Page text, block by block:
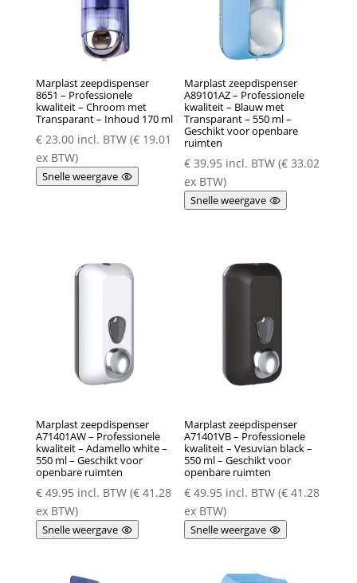
Marplast zeepdispenser
8651 – Professionele
kwaliteit – Chroom met
Transparant – Inhoud 170 ml
€23.00 incl. BTW (€19.01
ex BTW)
Snelle weergave
Marplast zeepdispenser
A89101AZ – Professionele
kwaliteit – Blauw met
Transparant – 550 ml –
Geschikt voor openbare
ruimten
€ 39.95 incl. BTW (€ 33.02
ex BTW)
Snelle weergave
Marplast zeepdispenser
A71401AW – Professionele
kwaliteit – Adamello white –
550 ml – Geschikt voor
openbare ruimten
€49.95 incl. BTW (€41.28
ex BTW)
Snelle weergave
Marplast zeepdispenser
A71401VB – Professionele
kwaliteit – Vesuvian black –
550 ml – Geschikt voor
openbare ruimten
€ 49.95 incl. BTW (€ 41.28
ex BTW)
Snelle weergave